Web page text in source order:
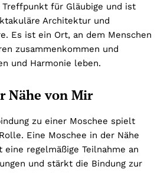
für Gläubige und ist
Architektur und
Es ist ein Ort, an dem Menschen
zusammenkommen und
und Harmonie leben.
Nähe von Mir
zu einer Moschee spielt
Eine Moschee in der Nähe
regelmäßige Teilnahme an
und stärkt die Bindung zur